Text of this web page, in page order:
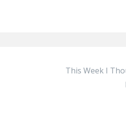
This Week I